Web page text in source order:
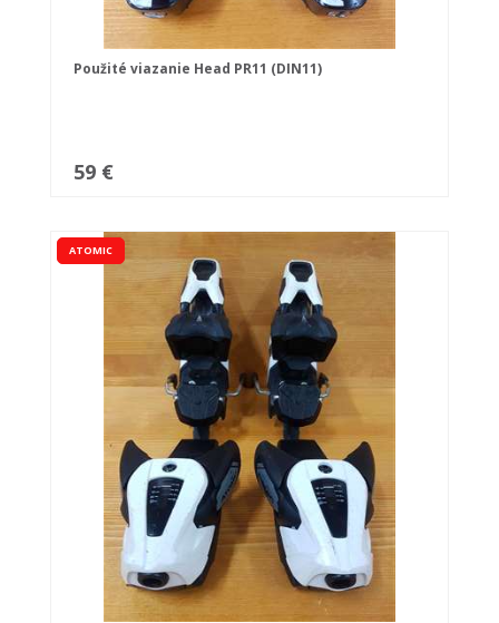
Použité viazanie Head PR11 (DIN11)
59 €
ATOMIC